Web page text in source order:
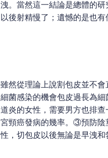
洩。當然這一結論是總體的
以後射精慢了；遺憾的是也
雖然從理論上說割包皮並不
細菌感染的機會包皮過長為
道炎的女性，需要男方也排
宮頸癌發病的幾率。③預防陰
性，切包皮以後無論是早洩